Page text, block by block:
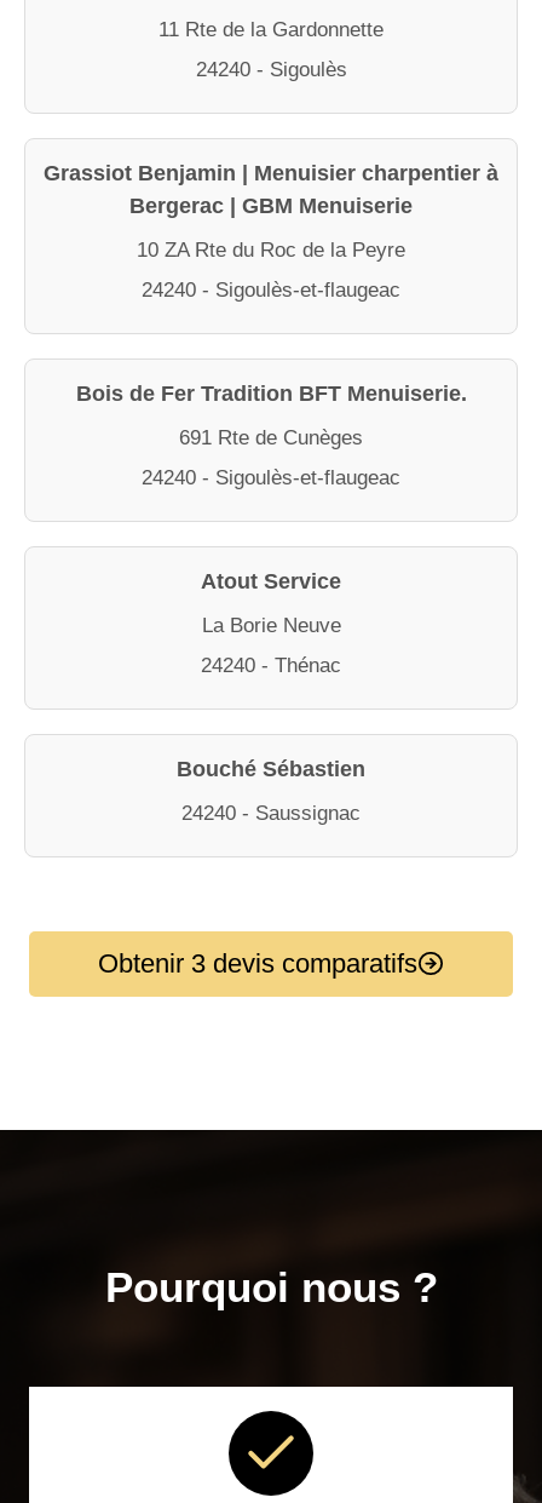
11 Rte de la Gardonnette
24240 - Sigoulès
Grassiot Benjamin | Menuisier charpentier à
Bergerac | GBM Menuiserie
10 ZA Rte du Roc de la Peyre
24240 - Sigoulès-et-flaugeac
Bois de Fer Tradition BFT Menuiserie.
691 Rte de Cunèges
24240 - Sigoulès-et-flaugeac
Atout Service
La Borie Neuve
24240 - Thénac
Bouché Sébastien
24240 - Saussignac
Obtenir 3 devis comparatifs
Pourquoi nous ?